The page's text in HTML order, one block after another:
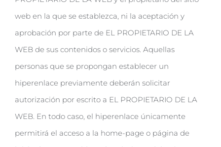
web en la que se establezca, ni la aceptación y
aprobación por parte de EL PROPIETARIO DE LA
WEB de sus contenidos o servicios. Aquellas
personas que se propongan establecer un
hiperenlace previamente deberán solicitar
autorización por escrito a EL PROPIETARIO DE LA
WEB. En todo caso, el hiperenlace únicamente
permitirá el acceso a la home-page o página de